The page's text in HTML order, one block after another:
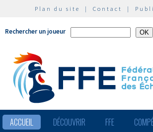
Plan du site | Contact |
Rechercher un joueur
ACCUEIL DÉCOUVRIR FFE